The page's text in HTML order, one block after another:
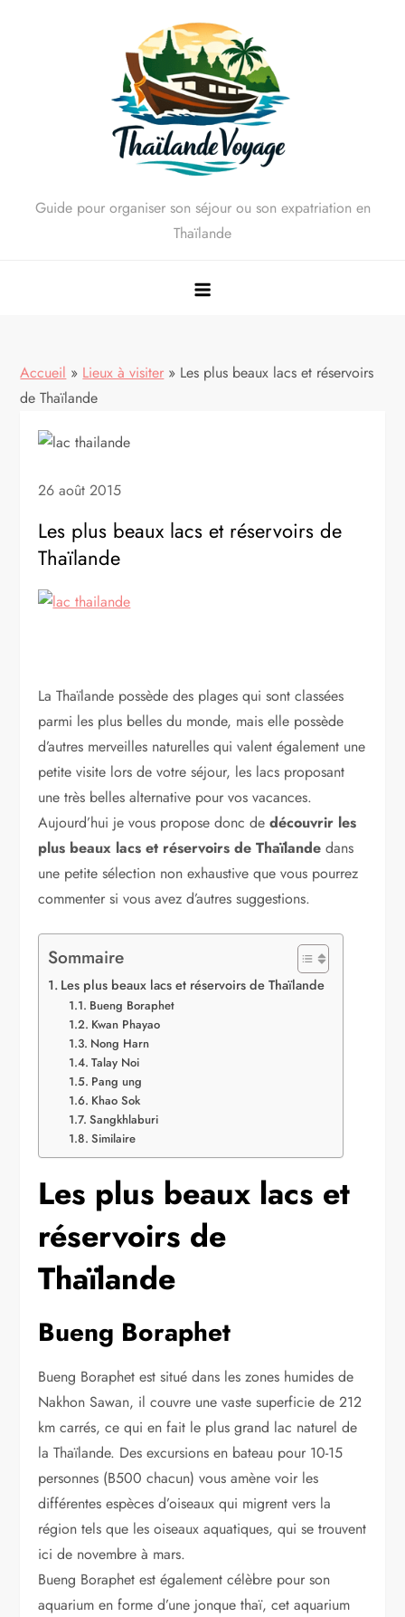
Guide pour organiser son séjour ou son expatriation en
Thaïlande
Accueil » Lieux à visiter » Les plus beaux lacs et réservoirs
de Thaïlande
26 août 2015
Les plus beaux lacs et réservoirs de
Thaïlande
La Thaïlande possède des plages qui sont classées
parmi les plus belles du monde, mais elle possède
d’autres merveilles naturelles qui valent également une
petite visite lors de votre séjour, les lacs proposant
une très belles alternative pour vos vacances.
Aujourd’hui je vous propose donc dedécouvrir les
plus beaux lacs et réservoirs de Thaïlande dans
une petite sélection non exhaustive que vous pourrez
commenter si vous avez d’autres suggestions.
Sommaire
Les plus beaux lacs et réservoirs de Thaïlande
Bueng Boraphet
Kwan Phayao
Nong Harn
Talay Noi
Pang ung
Khao Sok
Sangkhlaburi
Similaire
Les plus beaux lacs et
réservoirs de
Thaïlande
Bueng Boraphet
Bueng Boraphet est situé dans les zones humides de
Nakhon Sawan, il couvre une vaste superficie de 212
km carrés, ce qui en fait le plus grand lac naturel de
la Thaïlande. Des excursions en bateau pour 10-15
personnes (B500 chacun) vous amène voir les
différentes espèces d’oiseaux qui migrent vers la
région tels que les oiseaux aquatiques, qui se trouvent
ici de novembre à mars.
Bueng Boraphet est également célèbre pour son
aquarium en forme d’une jonque thaï, cet aquarium